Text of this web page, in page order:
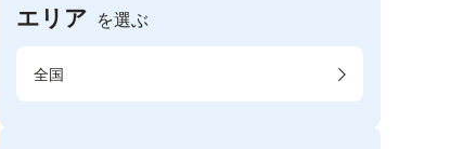
エリア を選ぶ
全国